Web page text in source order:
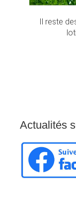
Il reste
Actualités